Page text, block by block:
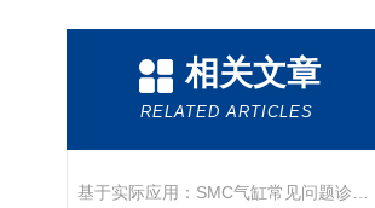
相关文章
RELATED ARTICLES